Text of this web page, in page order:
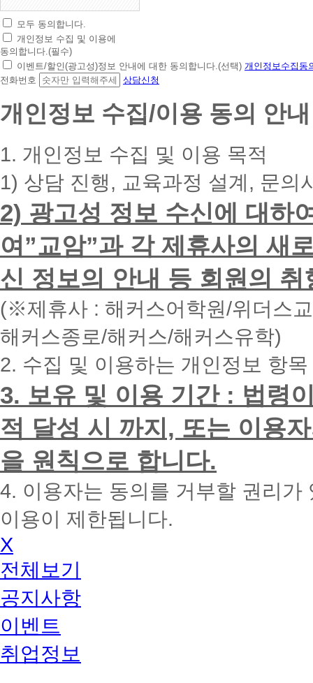
초
간
편
상
담
청
대
폰
입
력
시
면
빠
른
간
내
에
화
드
리
겠
습
니
다.
모두 동의합니다.
개인정보 수집 및 이용에
동의합니다.(필수)
이벤트/할인(광고성)정보 안내에 대한 동의합니다.(선택) 개인정보수집동
전화번호
상담신청
개인정보 수집/이용 동의 안내
1. 개인정보 수집 및 이용 목적
1) 상담 진행, 교육과정 설계, 문의
2) 광고성 정보 수신에 대하
여”교암”과 각 제휴사의 새
신 정보의 안내 등 회원의
(※제휴사 : 해커스어학원/위더스
해커스종로/해커스/해커스유학)
2. 수집 및 이용하는 개인정보 항
3. 보유 및 이용 기간 : 법령
적 달성 시 까지, 또는 이용
을 원칙으로 합니다.
4. 이용자는 동의를 거부할 권리
이용이 제한됩니다.
X
전체보기
공지사항
이벤트
취업정보